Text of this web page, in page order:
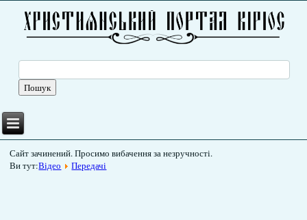
Сайт зачинений. Просимо вибачення за незручності.
Ви тут:Відео Передачі